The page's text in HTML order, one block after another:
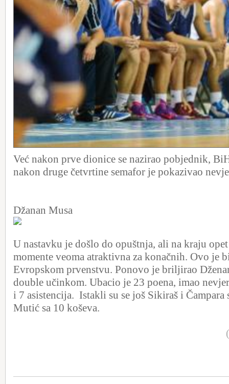
Već nakon prve dionice se nazirao pobjednik,
nakon druge četvrtine semafor je pokazivao
Džanan Musa
U nastavku je došlo do opuštnja, ali na kraju
momente veoma atraktivna za konačnih. Ovo je
Evropskom prvenstvu. Ponovo je briljirao
double učinkom. Ubacio je 23 poena, imao
i 7 asistencija. Istakli su se još Sikiraš i Čampara
Mutić sa 10 koševa.